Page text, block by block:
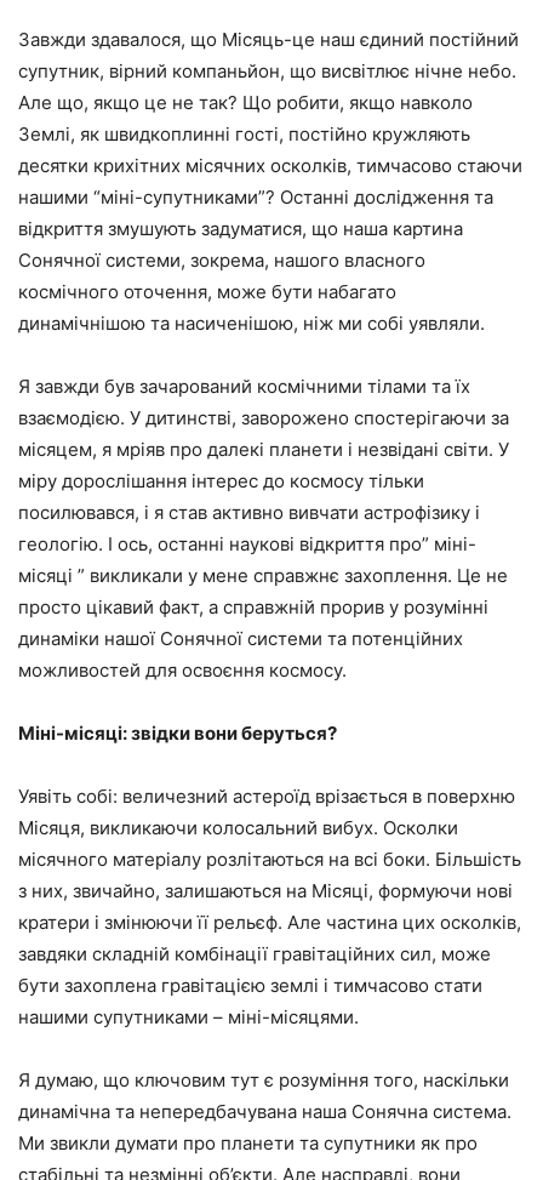
Завжди здавалося, що Місяць-це наш єдиний постійний
супутник, вірний компаньйон, що висвітлює нічне небо.
Але що, якщо це не так? Що робити, якщо навколо
Землі, як швидкоплинні гості, постійно кружляють
десятки крихітних місячних осколків, тимчасово стаючи
нашими “міні-супутниками”? Останні дослідження та
відкриття змушують задуматися, що наша картина
Сонячної системи, зокрема, нашого власного
космічного оточення, може бути набагато
динамічнішою та насиченішою, ніж ми собі уявляли.
Я завжди був зачарований космічними тілами та їх
взаємодією. У дитинстві, заворожено спостерігаючи за
місяцем, я мріяв про далекі планети і незвідані світи. У
міру дорослішання інтерес до космосу тільки
посилювався, і я став активно вивчати астрофізику і
геологію. І ось, останні наукові відкриття про” міні-
місяці ” викликали у мене справжнє захоплення. Це не
просто цікавий факт, а справжній прорив у розумінні
динаміки нашої Сонячної системи та потенційних
можливостей для освоєння космосу.
Міні-місяці: звідки вони беруться?
Уявіть собі: величезний астероїд врізається в поверхню
Місяця, викликаючи колосальний вибух. Осколки
місячного матеріалу розлітаються на всі боки. Більшість
з них, звичайно, залишаються на Місяці, формуючи нові
кратери і змінюючи її рельєф. Але частина цих осколків,
завдяки складній комбінації гравітаційних сил, може
бути захоплена гравітацією землі і тимчасово стати
нашими супутниками – міні-місяцями.
Я думаю, що ключовим тут є розуміння того, наскільки
динамічна та непередбачувана наша Сонячна система.
Ми звикли думати про планети та супутники як про
стабільні та незмінні об’єкти. Але насправді, вони